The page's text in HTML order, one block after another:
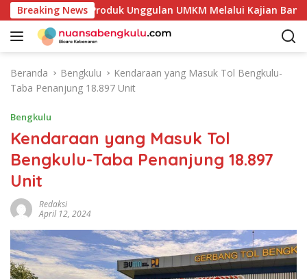
a
Breaking News
Potensi Produk Unggulan UMKM Melalui Kajian Bank
Beranda Bengkulu
Kendaraan yang Masuk Tol Bengkulu-
Taba Penanjung 18.897 Unit
Bengkulu
Kendaraan yang Masuk Tol
Bengkulu-Taba Penanjung 18.897
Unit
Redaksi
April 12, 2024